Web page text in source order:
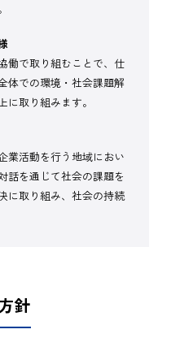
働で取り組むことで、仕
体での環境・社会課題解
取り組みます。
業活動を行う地域におい
話を通じて社会の課題を
に取り組み、社会の持続
針